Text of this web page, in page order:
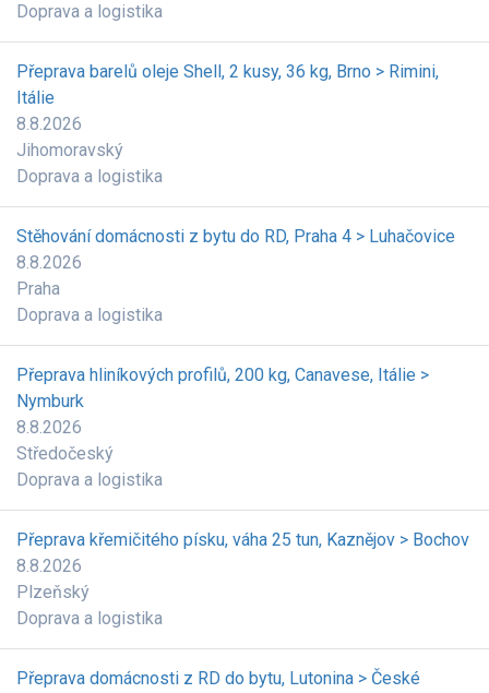
Doprava a logistika
Přeprava barelů oleje Shell, 2 kusy, 36 kg, Brno > Rimini,
Itálie
8.8.2026
Jihomoravský
Doprava a logistika
Stěhování domácnosti z bytu do RD, Praha 4 > Luhačovice
8.8.2026
Praha
Doprava a logistika
Přeprava hliníkových profilů, 200 kg, Canavese, Itálie >
Nymburk
8.8.2026
Středočeský
Doprava a logistika
Přeprava křemičitého písku, váha 25 tun, Kaznějov > Bochov
8.8.2026
Plzeňský
Doprava a logistika
Přeprava domácnosti z RD do bytu, Lutonina > České